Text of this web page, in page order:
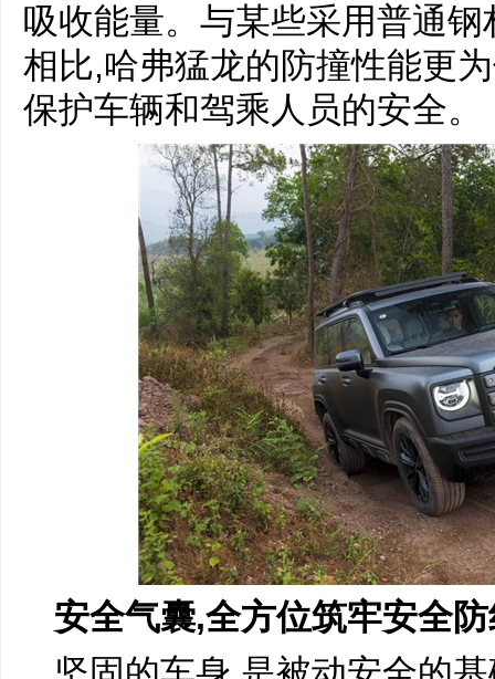
吸收能量。与某些采用普通
相比,哈弗猛龙的防撞性能更
保护车辆和驾乘人员的安全。
安全气囊,全方位筑牢安全